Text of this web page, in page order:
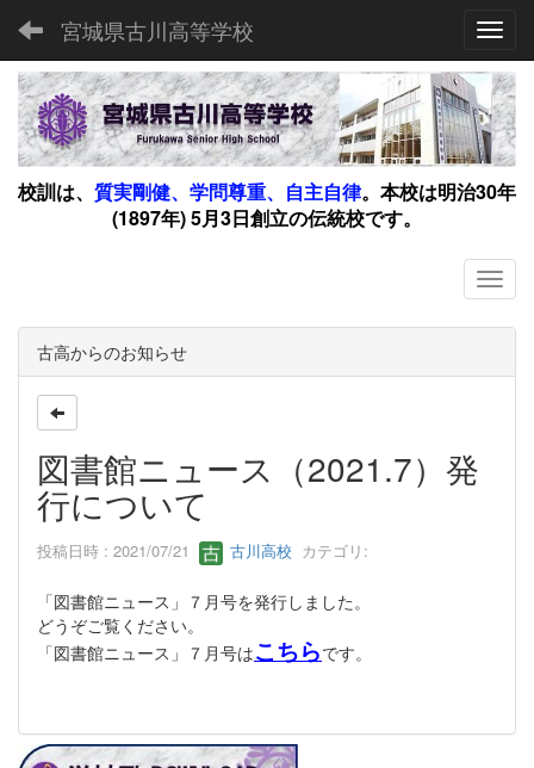
宮城県古川高等学校
校訓は、 質実剛健、学問尊重、自主自律。 本校は明治30年
(1897年) 5月3日創立の伝統校です。
古高からのお知らせ
図書館ニュース（2021.7）発
行について
投稿日時 : 2021/07/21 古川高校 カテゴリ:
「図書館ニュース」７月号を発行しました。
どうぞご覧ください。
「図書館ニュース」７月号はこちらです。